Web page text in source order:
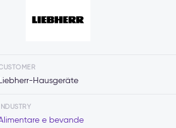
Hausgeräte
e bevande